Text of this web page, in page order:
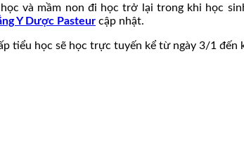
và mầm non đi học trở lại trong khi học
Y Dược Pasteur cập nhật.
tiểu học sẽ học trực tuyến kể từ ngày 3/1 đến